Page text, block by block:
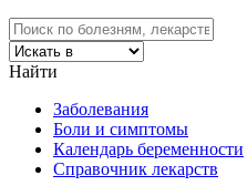
Найти
Заболевания
Боли и симптомы
Календарь беременности
Справочник лекарств